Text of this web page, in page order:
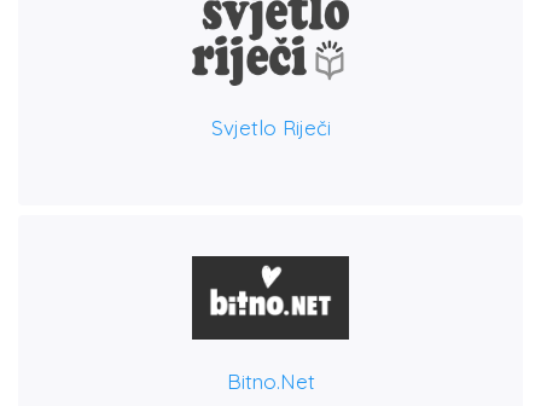
Svjetlo Riječi
Bitno.net